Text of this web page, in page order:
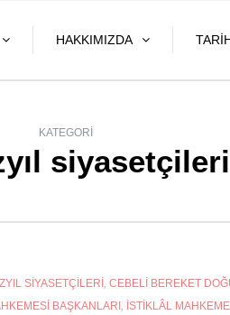
HAKKIMIZDA
KATEGORI
siyasetçileri
SIYASETÇILERI , CEBELI BEREKET
BAŞKANLARI , İSTIKLÂL